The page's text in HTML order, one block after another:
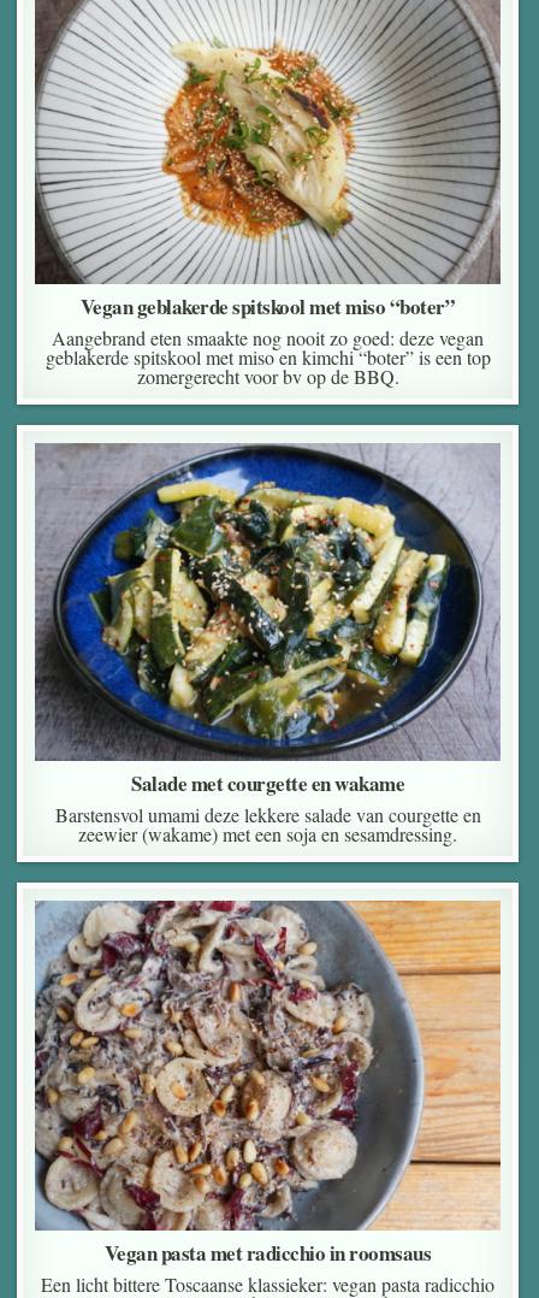
Vegan geblakerde spitskool met miso “boter”
Aangebrand eten smaakte nog nooit zo goed: deze vegan
geblakerde spitskool met miso en kimchi “boter” is een top
zomergerecht voor bv op de BBQ.
Salade met courgette en wakame
Barstensvol umami deze lekkere salade van courgette en
zeewier (wakame) met een soja en sesamdressing.
Vegan pasta met radicchio in roomsaus
Een licht bittere Toscaanse klassieker: vegan pasta radicchio